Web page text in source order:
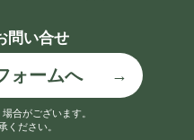
問い合せ
ォームへ
合がございます。
ください。